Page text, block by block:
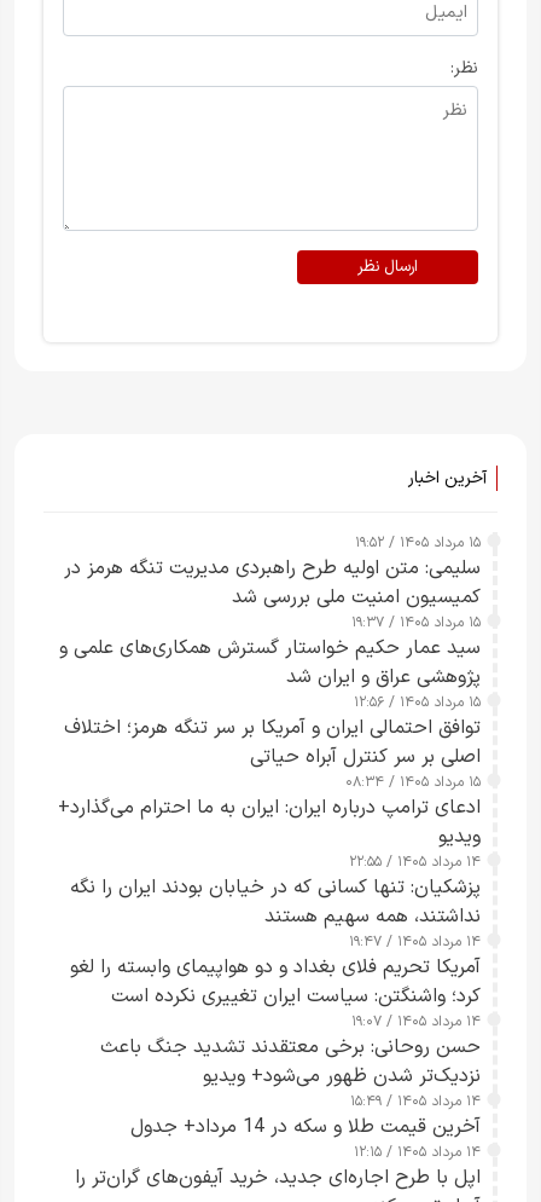
نظر:
ارسال نظر
آخرین اخبار
۱۵ مرداد ۱۴۰۵ / ۱۹:۵۲
سلیمی: متن اولیه طرح راهبردی مدیریت تنگه هرمز در
کمیسیون امنیت ملی بررسی شد
۱۵ مرداد ۱۴۰۵ / ۱۹:۳۷
سید عمار حکیم خواستار گسترش همکاری‌های علمی و
پژوهشی عراق و ایران شد
۱۵ مرداد ۱۴۰۵ / ۱۲:۵۶
توافق احتمالی ایران و آمریکا بر سر تنگه هرمز؛ اختلاف
اصلی بر سر کنترل آبراه حیاتی
۱۵ مرداد ۱۴۰۵ / ۰۸:۳۴
ادعای ترامپ درباره ایران: ایران به ما احترام می‌گذارد+
ویدیو
۱۴ مرداد ۱۴۰۵ / ۲۲:۵۵
پزشکیان: تنها کسانی که در خیابان بودند ایران را نگه
نداشتند، همه سهیم هستند
۱۴ مرداد ۱۴۰۵ / ۱۹:۴۷
آمریکا تحریم فلای بغداد و دو هواپیمای وابسته را لغو
کرد؛ واشنگتن: سیاست ایران تغییری نکرده است
۱۴ مرداد ۱۴۰۵ / ۱۹:۰۷
حسن روحانی: برخی معتقدند تشدید جنگ باعث
نزدیک‌تر شدن ظهور می‌شود+ ویدیو
۱۴ مرداد ۱۴۰۵ / ۱۵:۴۹
آخرین قیمت طلا و سکه در 14 مرداد+ جدول
۱۴ مرداد ۱۴۰۵ / ۱۲:۱۵
اپل با طرح اجاره‌ای جدید، خرید آیفون‌های گران‌تر را